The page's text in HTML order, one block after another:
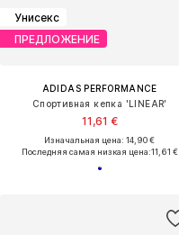
Унисекс
ПРЕДЛОЖЕНИЕ
ADIDAS PERFORMANCE
Спортивная кепка 'LINEAR'
11,61 €
Изначальная цена: 14,90 €
Последняя самая низкая цена:11,61 €